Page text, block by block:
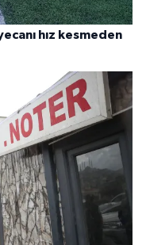
hız kesmeden